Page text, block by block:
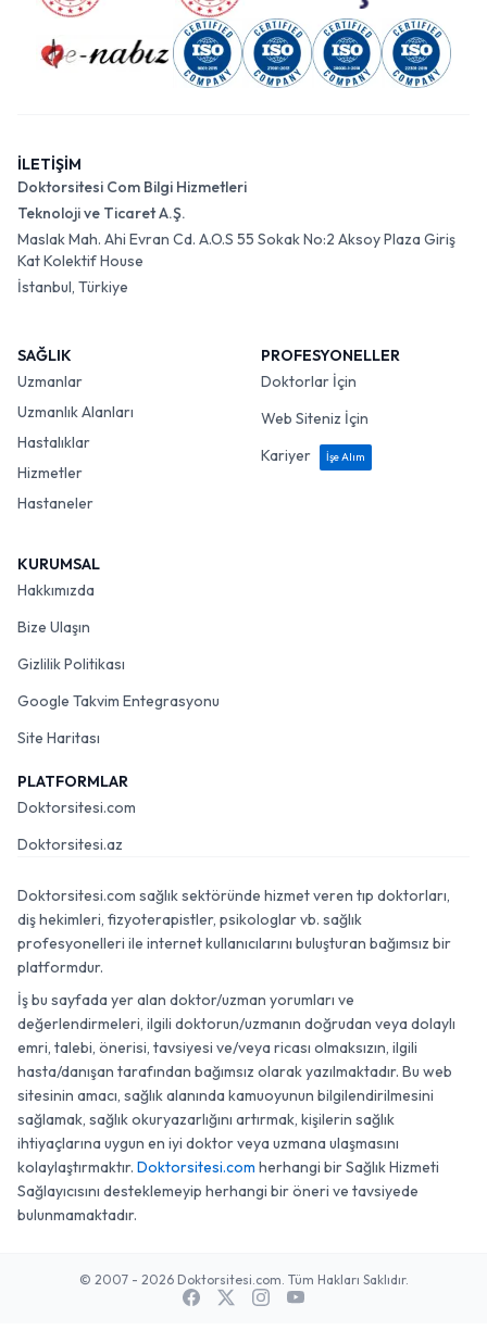
İLETİŞİM
Doktorsitesi Com Bilgi Hizmetleri
Teknoloji ve Ticaret A.Ş.
Maslak Mah. Ahi Evran Cd. A.O.S 55 Sokak No:2 Aksoy Plaza Giriş
Kat Kolektif House
İstanbul, Türkiye
SAĞLIK
Uzmanlar
Uzmanlık Alanları
Hastalıklar
Hizmetler
Hastaneler
PROFESYONELLER
Doktorlar İçin
Web Siteniz İçin
Kariyer
İşe Alım
KURUMSAL
Hakkımızda
Bize Ulaşın
Gizlilik Politikası
Google Takvim Entegrasyonu
Site Haritası
PLATFORMLAR
Doktorsitesi.com
Doktorsitesi.az
Doktorsitesi.com sağlık sektöründe hizmet veren tıp doktorları,
diş hekimleri, fizyoterapistler, psikologlar vb. sağlık
profesyonelleri ile internet kullanıcılarını buluşturan bağımsız bir
platformdur.
İş bu sayfada yer alan doktor/uzman yorumları ve
değerlendirmeleri, ilgili doktorun/uzmanın doğrudan veya dolaylı
emri, talebi, önerisi, tavsiyesi ve/veya ricası olmaksızın, ilgili
hasta/danışan tarafından bağımsız olarak yazılmaktadır. Bu web
sitesinin amacı, sağlık alanında kamuoyunun bilgilendirilmesini
sağlamak, sağlık okuryazarlığını artırmak, kişilerin sağlık
ihtiyaçlarına uygun en iyi doktor veya uzmana ulaşmasını
kolaylaştırmaktır. Doktorsitesi.com herhangi bir Sağlık Hizmeti
Sağlayıcısını desteklemeyip herhangi bir öneri ve tavsiyede
bulunmamaktadır.
© 2007 - 2026 Doktorsitesi.com. Tüm Hakları Saklıdır.